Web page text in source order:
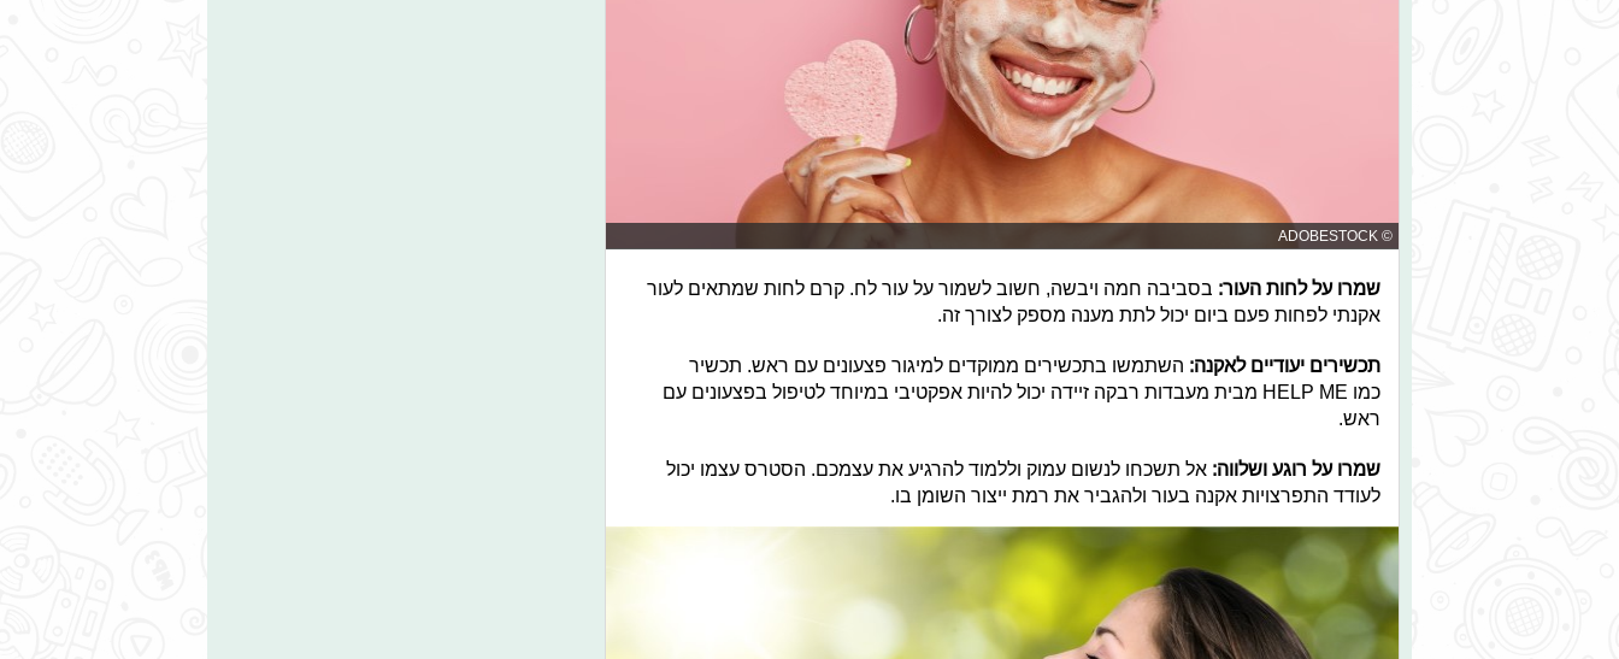
© ADOBESTOCK
שמרו על לחות העור: בסביבה חמה ויבשה, חשוב לשמור על עור לח. קרם לחות שמתאים לעור
אקנתי לפחות פעם ביום יכול לתת מענה מספק לצורך זה.
תכשירים יעודיים לאקנה: השתמשו בתכשירים ממוקדים למיגור פצעונים עם ראש. תכשיר
כמו HELP ME מבית מעבדות רבקה זיידה יכול להיות אפקטיבי במיוחד לטיפול בפצעונים עם
ראש.
שמרו על רוגע ושלווה: אל תשכחו לנשום עמוק וללמוד להרגיע את עצמכם. הסטרס עצמו יכול
לעודד התפרצויות אקנה בעור ולהגביר את רמת ייצור השומן בו.